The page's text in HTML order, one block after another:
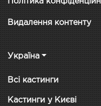
Видалення контенту
Україна
Всі кастинги
Кастинги у Києві